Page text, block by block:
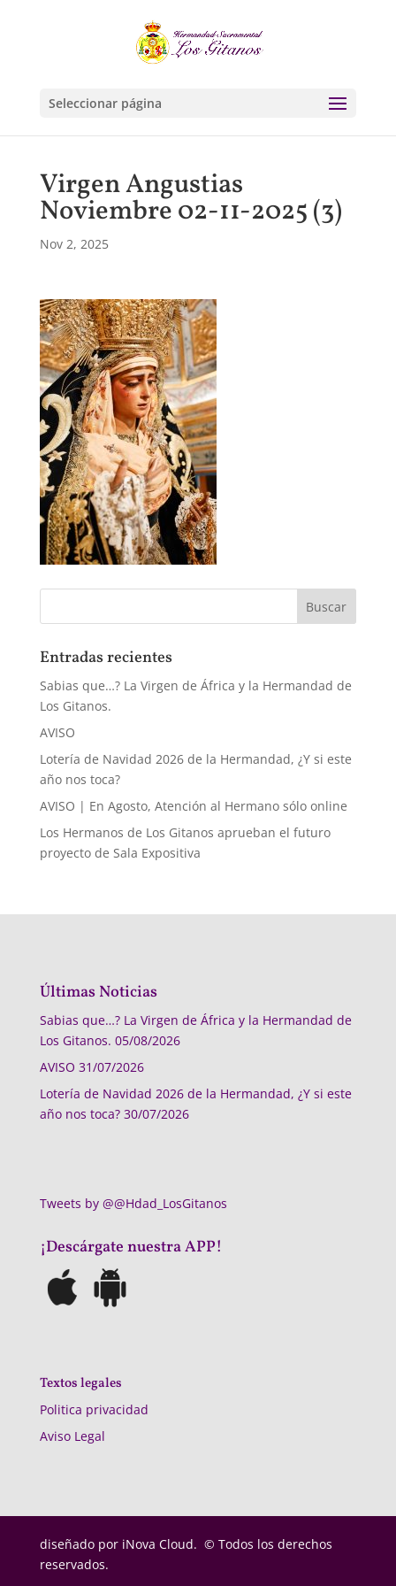
Seleccionar página
Virgen Angustias
Noviembre 02-11-2025 (3)
Nov 2, 2025
Entradas recientes
Sabias que…? La Virgen de África y la Hermandad de
Los Gitanos.
AVISO
Lotería de Navidad 2026 de la Hermandad, ¿Y si este
año nos toca?
AVISO | En Agosto, Atención al Hermano sólo online
Los Hermanos de Los Gitanos aprueban el futuro
proyecto de Sala Expositiva
Últimas Noticias
Sabias que…? La Virgen de África y la Hermandad de
Los Gitanos. 05/08/2026
AVISO 31/07/2026
Lotería de Navidad 2026 de la Hermandad, ¿Y si este
año nos toca? 30/07/2026
Tweets by @@Hdad_LosGitanos
¡Descárgate nuestra APP!
Textos legales
Politica privacidad
Aviso Legal
diseñado por iNova Cloud. © Todos los derechos
reservados.